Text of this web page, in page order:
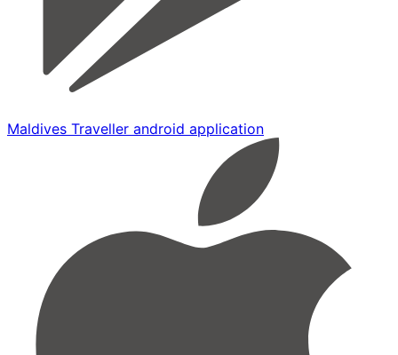
Maldives Traveller android application